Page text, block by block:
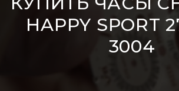
HAPPY SPORT
3004